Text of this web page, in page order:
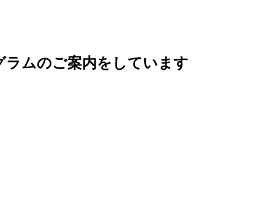
ラムのご案内をしています